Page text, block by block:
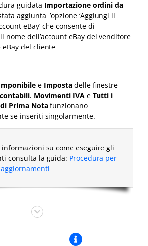
guidata Importazione ordini da
aggiunta l’opzione ‘Aggiungi il
eBay’ che consente di
nome dell’account eBay del venditore
eBay del cliente.
e Imposta delle finestre
, Movimenti IVA e Tutti i
Prima Nota funzionano
se inseriti singolarmente.
informazioni su come eseguire gli
consulta la guida: Procedura per